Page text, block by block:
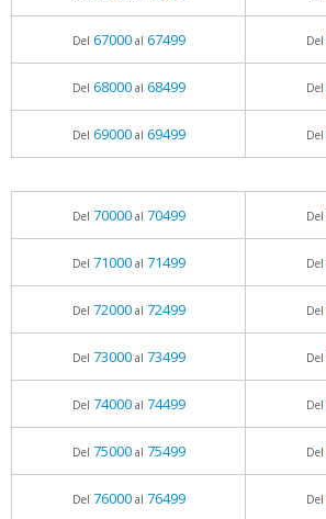
Del 67000al 67499 Del
Del 68000al 68499 Del
Del 69000al 69499 Del
Del 70000al 70499 Del
Del 71000al 71499 Del
Del 72000al 72499 Del
Del 73000al 73499 Del
Del 74000al 74499 Del
Del 75000al 75499 Del
Del 76000al 76499 Del